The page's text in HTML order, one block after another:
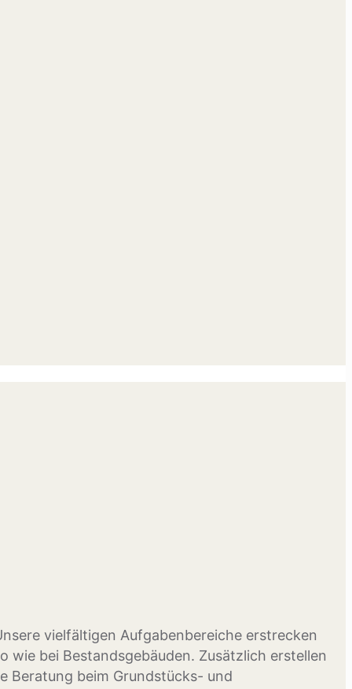
vielfältigen Aufgabenbereiche erstrecken
bei Bestandsgebäuden. Zusätzlich erstellen
Beratung beim Grundstücks- und